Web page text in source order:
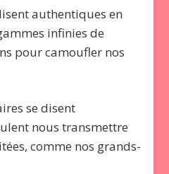
authentiques en
infinies de
pour camoufler nos
se disent
nous transmettre
comme nos grands-